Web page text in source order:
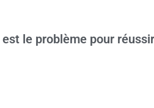
est le problème pour